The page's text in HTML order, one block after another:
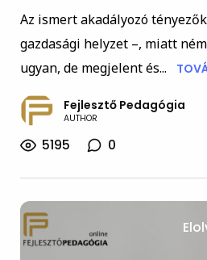
Az ismert akadályozó
gazdasági helyzet –, miatt
ugyan, de megjelent és...
Fejlesztő Pedagógia
AUTHOR
5195 0